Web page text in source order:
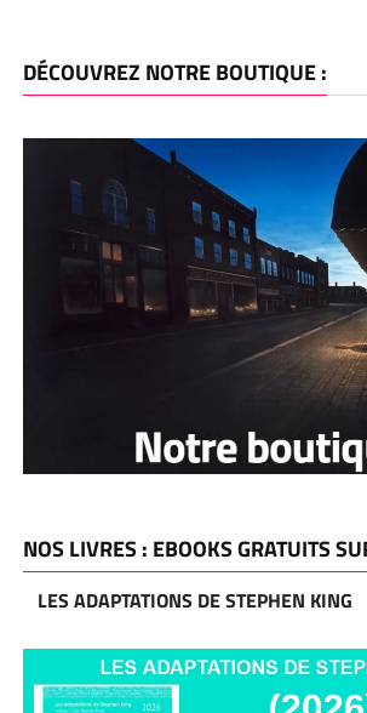
DÉCOUVREZ NOTRE BOUTIQUE :
NOS LIVRES : EBOOKS GRATUITS
LES ADAPTATIONS DE STEPHEN KING